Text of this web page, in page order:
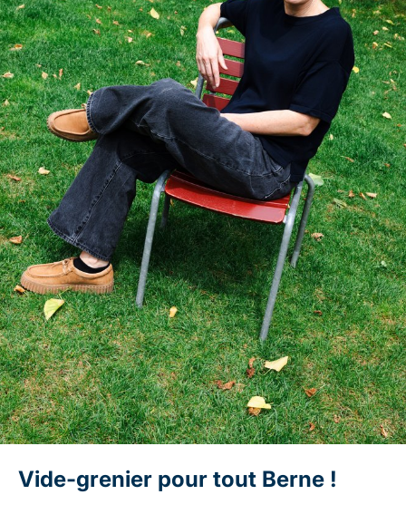
Vide-grenier pour tout Berne !